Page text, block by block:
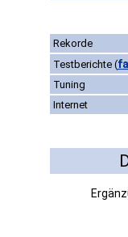
Rekorde
Testberichte (
Tuning
Internet